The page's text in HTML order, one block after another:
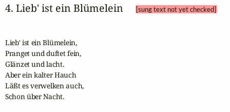
4. Lieb' ist ein Blümelein [sung text not yet checked]
Lieb' ist ein Blümelein,
Pranget und duftet fein,
Glänzet und lacht.
Aber ein kalter Hauch
Läßt es verwelken auch,
Schon über Nacht.